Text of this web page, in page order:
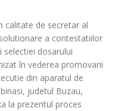
calitate de secretar al
a contestatiilor
selectiei dosarului
în vederea promovarii
din aparatul de
judetul Buzau,
la prezentul proces